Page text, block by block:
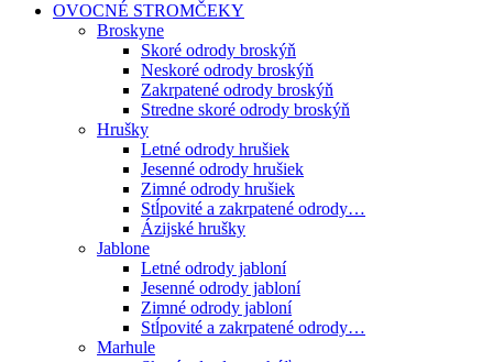
OVOCNÉ STROMČEKY
Broskyne
Skoré odrody broskýň
Neskoré odrody broskýň
Zakrpatené odrody broskýň
Stredne skoré odrody broskýň
Hrušky
Letné odrody hrušiek
Jesenné odrody hrušiek
Zimné odrody hrušiek
Stĺpovité a zakrpatené odrody…
Ázijské hrušky
Jablone
Letné odrody jabloní
Jesenné odrody jabloní
Zimné odrody jabloní
Stĺpovité a zakrpatené odrody…
Marhule